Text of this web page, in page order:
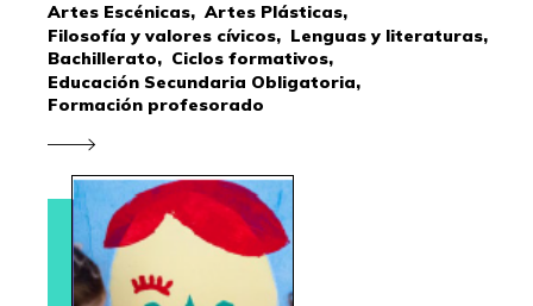
Artes Escénicas, Artes Plásticas,
Filosofía y valores cívicos, Lenguas y literaturas,
Bachillerato, Ciclos formativos,
Educación Secundaria Obligatoria,
Formación profesorado